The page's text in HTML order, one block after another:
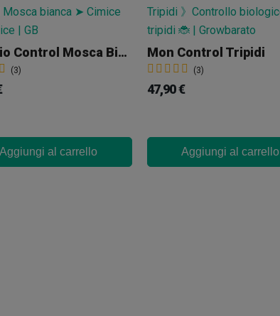
Nesidio Control Mosca Bianca
(3)
Aggiungi al carrello
Mon Control Tripidi
(3)
47,90 €
Aggiungi al carrello